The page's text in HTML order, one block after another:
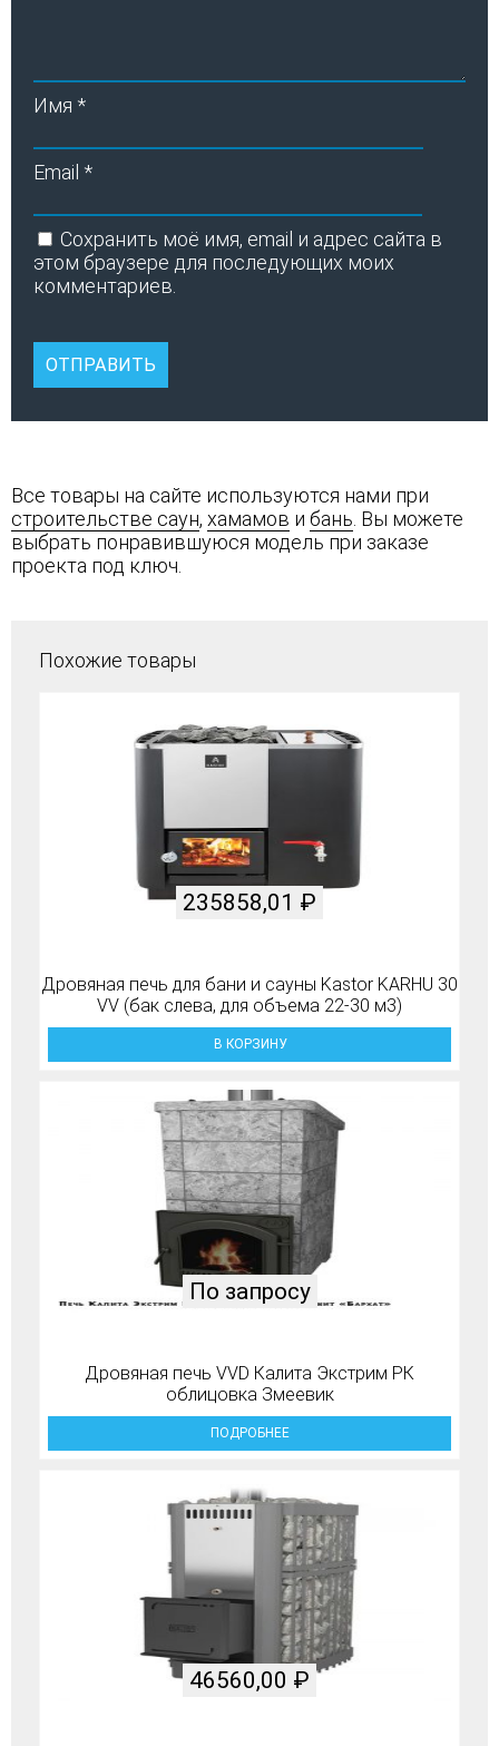
Имя *
Email *
Сохранить моё имя, email и адрес сайта в
этом браузере для последующих моих
комментариев.
Все товары на сайте используются нами при
строительстве саун, хамамов и бань . Вы можете
выбрать понравившуюся модель при заказе
проекта под ключ.
Похожие товары
Дровяная печь для бани и сауны Kastor KARHU 30
VV (бак слева, для объема 22-30 м3)
235858,01 ₽
В КОРЗИНУ
Дровяная печь VVD Калита Экстрим РК
облицовка Змеевик
По запросу
ПОДРОБНЕЕ
46560,00 ₽